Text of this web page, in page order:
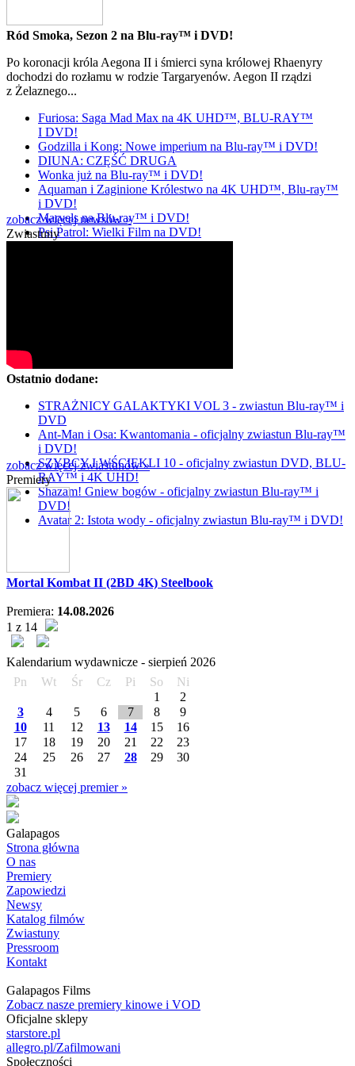
Ród Smoka, Sezon 2 na Blu-ray™ i DVD!
Po koronacji króla Aegona II i śmierci syna królowej Rhaenyry
dochodzi do rozłamu w rodzie Targaryenów. Aegon II rządzi
z Żelaznego...
Furiosa: Saga Mad Max na 4K UHD™, BLU-RAY™
I DVD!
Godzilla i Kong: Nowe imperium na Blu-ray™ i DVD!
DIUNA: CZĘŚĆ DRUGA
Wonka już na Blu-ray™ i DVD!
Aquaman i Zaginione Królestwo na 4K UHD™, Blu-ray™
i DVD!
Marvels na Blu-ray™ i DVD!
Psi Patrol: Wielki Film na DVD!
zobacz więcej newsów »
Zwiastuny
Ostatnio dodane:
STRAŻNICY GALAKTYKI VOL 3 - zwiastun Blu-ray™ i
DVD
Ant-Man i Osa: Kwantomania - oficjalny zwiastun Blu-ray™
i DVD!
SZYBCY I WŚCIEKLI 10 - oficjalny zwiastun DVD, BLU-
RAY™ i 4K UHD!
Shazam! Gniew bogów - oficjalny zwiastun Blu-ray™ i
DVD!
Avatar 2: Istota wody - oficjalny zwiastun Blu-ray™ i DVD!
zobacz więcej zwiastunów »
Premiery
Mortal Kombat II (2BD 4K) Steelbook
Premiera: 14.08.2026
1 z 14
Kalendarium wydawnicze - sierpień 2026
Pn
Wt Śr Cz Pi So
Ni
1
2
3
4 5 6 7 8
9
10
11 12 13 14 15
16
17
18 19 20 21 22
23
24
25 26 27 28 29
30
31
zobacz więcej premier »
Galapagos
Strona główna
O nas
Premiery
Zapowiedzi
Newsy
Katalog filmów
Zwiastuny
Pressroom
Kontakt
Galapagos Films
Zobacz nasze premiery kinowe i VOD
Oficjalne sklepy
starstore.pl
allegro.pl/Zafilmowani
Społeczności